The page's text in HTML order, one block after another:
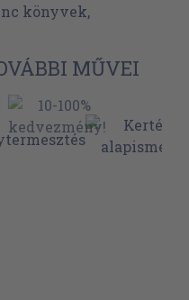
könyvek,
MŰVEI